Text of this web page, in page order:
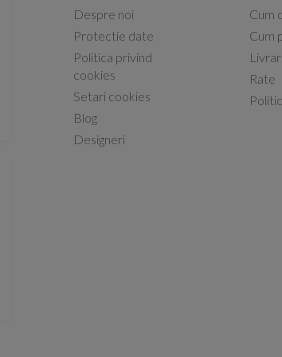
Conform descrierii!
13.02.2026
Despre noi
Protectie date
Politica privind
cookies
Setari cookies
Blog
Designeri
Cum
Cum
Rate